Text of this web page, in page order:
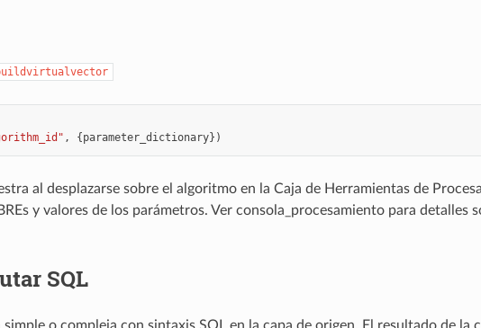
, { parameter_dictionary})
al desplazarse sobre el algoritmo en la Caja de Herramientas de
y valores de los parámetros. Ver consola_procesamientopara detalles
SQL